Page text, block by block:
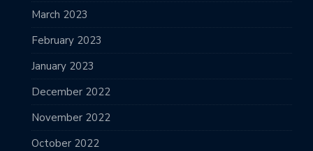
March 2023
February 2023
January 2023
December 2022
November 2022
October 2022